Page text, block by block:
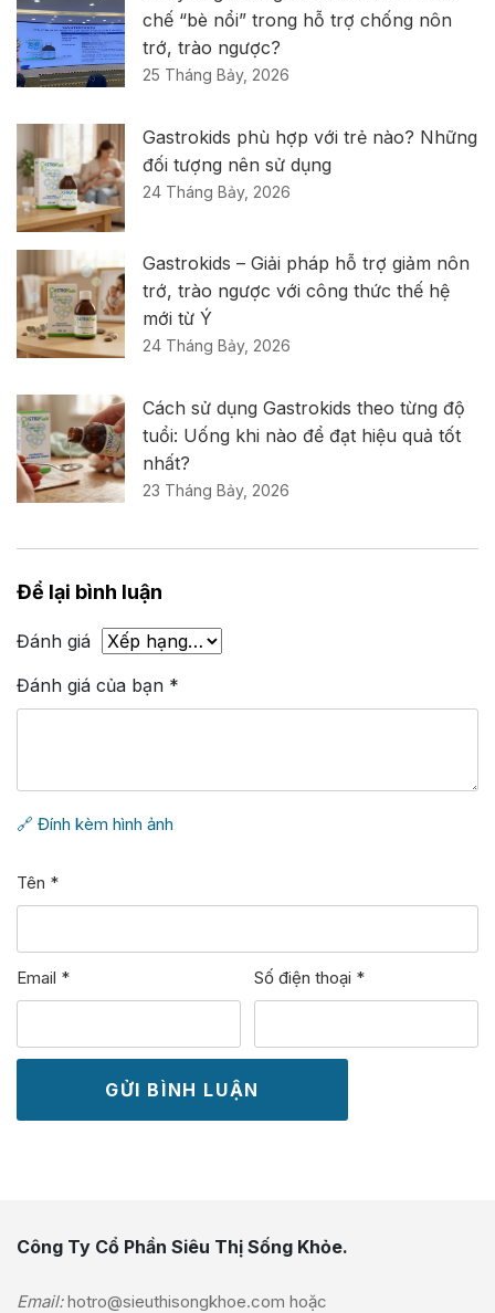
chế “bè nổi” trong hỗ trợ chống nôn
trớ, trào ngược?
25 Tháng Bảy, 2026
Gastrokids phù hợp với trẻ nào? Những
đối tượng nên sử dụng
24 Tháng Bảy, 2026
Gastrokids – Giải pháp hỗ trợ giảm nôn
trớ, trào ngược với công thức thế hệ
mới từ Ý
24 Tháng Bảy, 2026
Cách sử dụng Gastrokids theo từng độ
tuổi: Uống khi nào để đạt hiệu quả tốt
nhất?
23 Tháng Bảy, 2026
Để lại bình luận
Đánh giá
Đánh giá của bạn *
🔗 Đính kèm hình ảnh
Tên *
Email * Số điện thoại *
Công Ty Cổ Phần Siêu Thị Sống Khỏe.
Email: hotro@sieuthisongkhoe.com hoặc